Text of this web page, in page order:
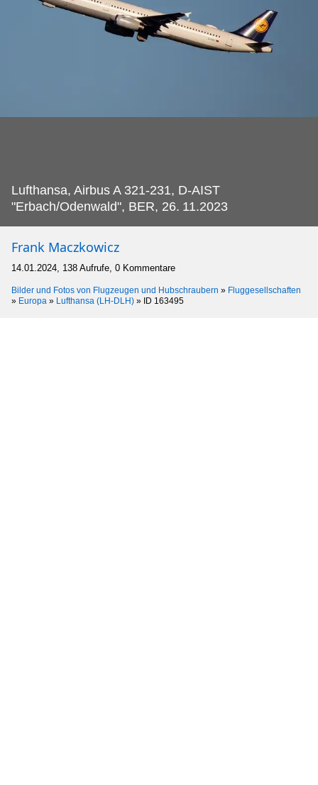
Lufthansa, Airbus A 321-231, D-AIST
"Erbach/Odenwald", BER, 26. 11.2023
Frank Maczkowicz
14.01.2024, 138 Aufrufe, 0 Kommentare
Bilder und Fotos von Flugzeugen und Hubschraubern » Fluggesellschaften
» Europa » Lufthansa (LH-DLH) » ID 163495